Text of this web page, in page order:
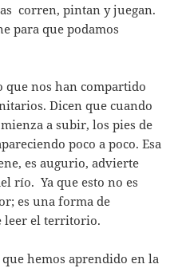
corren, pintan y juegan.
para que podamos
que nos han compartido
Dicen que cuando
a subir, los pies de
poco a poco. Esa
es augurio, advierte
río. Ya que esto no es
es una forma de
leer el territorio.
hemos aprendido en la